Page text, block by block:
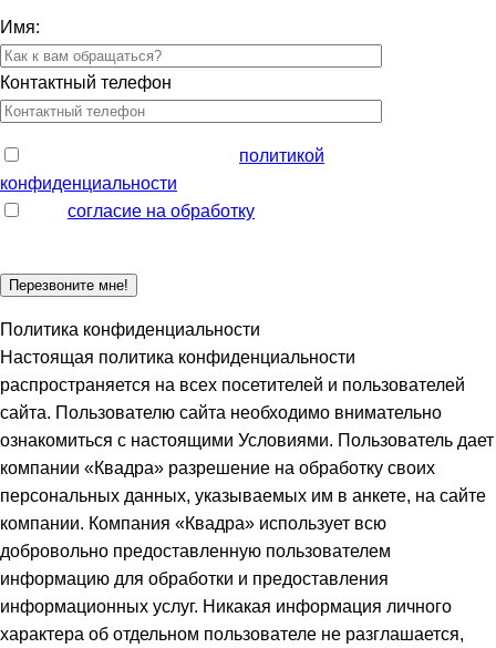
Имя:
Контактный телефон
политикой
конфиденциальности
согласие на обработку
Политика конфиденциальности
Настоящая политика конфиденциальности
распространяется на всех посетителей и пользователей
сайта. Пользователю сайта необходимо внимательно
ознакомиться с настоящими Условиями. Пользователь дает
компании «Квадра» разрешение на обработку своих
персональных данных, указываемых им в анкете, на сайте
компании. Компания «Квадра» использует всю
добровольно предоставленную пользователем
информацию для обработки и предоставления
информационных услуг. Никакая информация личного
характера об отдельном пользователе не разглашается,